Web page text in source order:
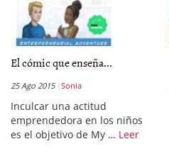
El cómic que enseña...
25 Ago 2015 Sonia
Inculcar una actitud
emprendedora en los niños
es el objetivo de My … Leer